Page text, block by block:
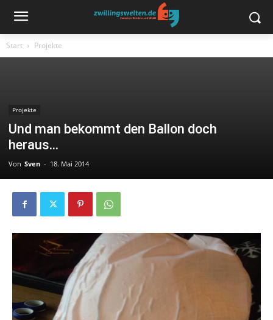
Start Projekte
Projekte
Und man bekommt den Ballon doch
heraus…
Von Sven - 18. Mai 2014